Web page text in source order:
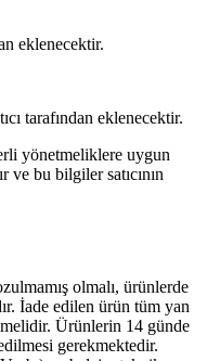
eklenecektir.
tarafından eklenecektir.
yönetmeliklere uygun
ve bu bilgiler satıcının
olmalı, ürünlerde
İade edilen ürün tüm yan
Ürünlerin 14 günde
gerekmektedir.